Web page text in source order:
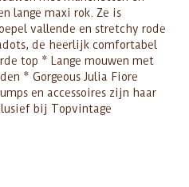
lange maxi rok. Ze is
vallende en stretchy rode
de heerlijk comfortabel
top * Lange mouwen met
* Gorgeous Julia Fiore
en accessoires zijn haar
bij Topvintage